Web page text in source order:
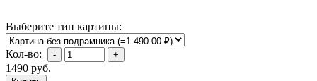
Выберите тип картины:
Кол-во:
1490 руб.